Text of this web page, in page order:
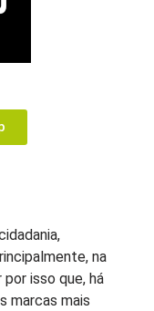
na
isso que, há
marcas mais